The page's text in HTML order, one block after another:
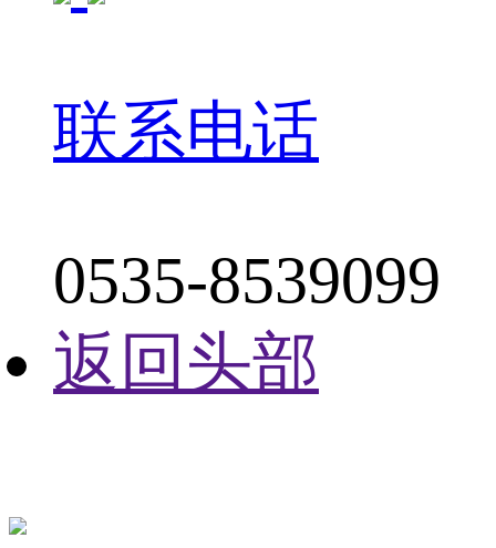
联系电话
0535-8539099
返回头部